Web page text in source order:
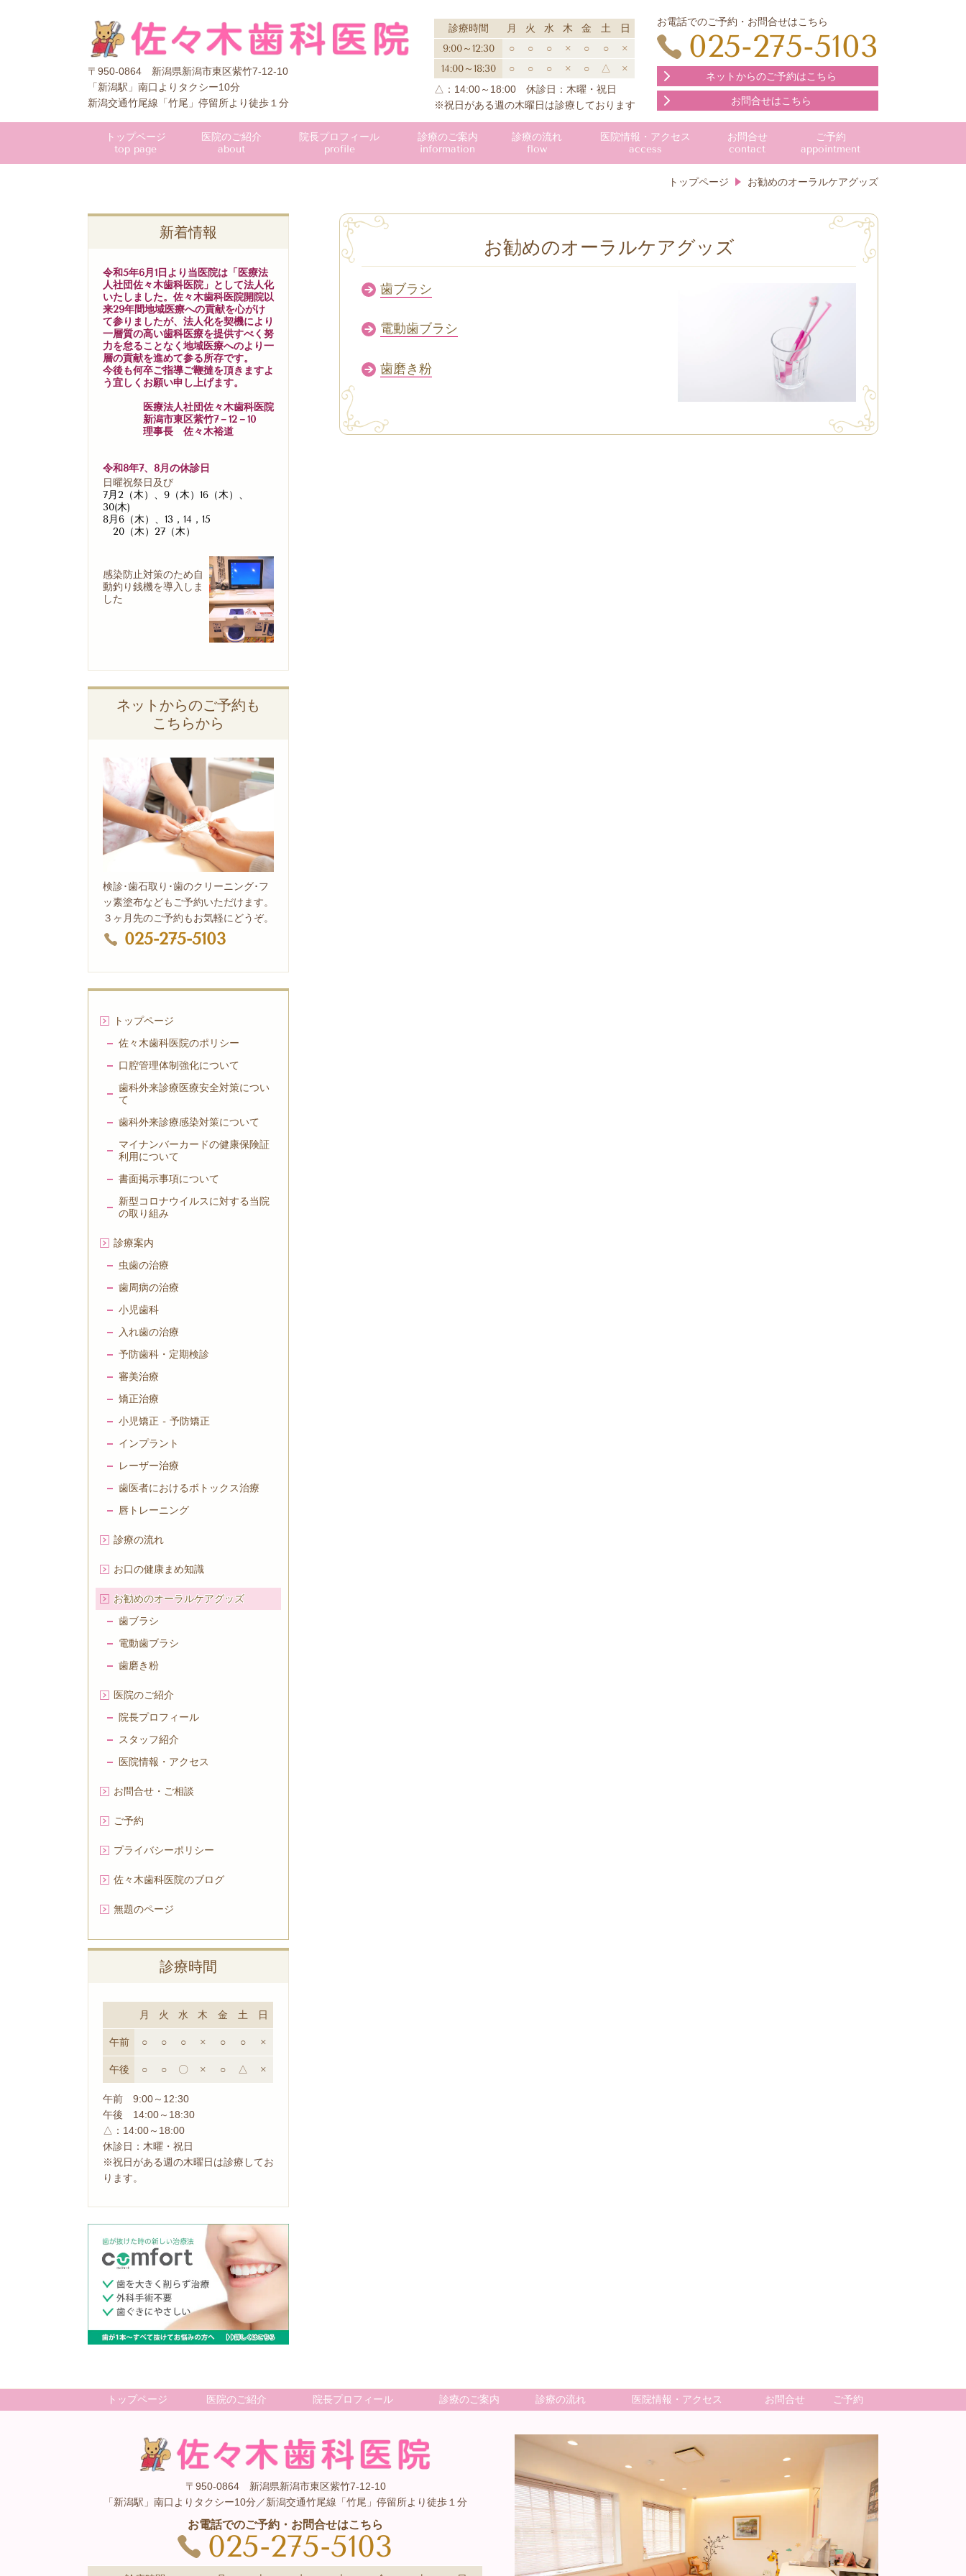
〒950-0864 新潟県新潟市東区紫竹7-12-10
「新潟駅」南口よりタクシー10分
新潟交通竹尾線「竹尾」停留所より徒歩１分
診療時間 月 火 水 木 金 土
日
9:00～12:30
○ ○ ○ × ○ ○
×
14:00～18:30
○ ○ ○ × ○ △ ×
△：14:00～18:00 休診日：木曜・祝日
※祝日がある週の木曜日は診療しております
お電話でのご予約・お問合せはこちら
025-275-5103
ネットからのご予約はこちら
お問合せはこちら
トップページ
top page
医院のご紹介
about
院長プロフィール
profile
診療のご案内
information
診療の流れ
flow
医院情報・アクセス
access
お問合せ
contact
ご予約
appointment
トップページ お勧めのオーラルケアグッズ
お勧めのオーラルケアグッズ
歯ブラシ
電動歯ブラシ
歯磨き粉
新着情報
令和5年6月1日より当医院は「医療法
人社団佐々木歯科医院」として法人化
いたしました。佐々木歯科医院開院以
来29年間地域医療への貢献を心がけ
て参りましたが、法人化を契機により
一層質の高い歯科医療を提供すべく努
力を怠ることなく地域医療へのより一
層の貢献を進めて参る所存です。
今後も何卒ご指導ご鞭撻を頂きますよ
う宜しくお願い申し上げます。
医療法人社団佐々木歯科医院
新潟市東区紫竹7－12－10
理事長 佐々木裕道
令和8年7、8月の休診日
日曜祝祭日及び
7月2（木）、9（木）16（木）、
30(木)
8月6（木）、13，14，15
20（木）27（木）
感染防止対策のため自
動釣り銭機を導入しま
した
ネットからのご予約も
こちらから
検診･歯石取り･歯のクリーニング･フ
ッ素塗布などもご予約いただけます。
３ヶ月先のご予約もお気軽にどうぞ。
025-275-5103
トップページ
佐々木歯科医院のポリシー
口腔管理体制強化について
歯科外来診療医療安全対策につい
て
歯科外来診療感染対策について
マイナンバーカードの健康保険証
利用について
書面掲示事項について
新型コロナウイルスに対する当院
の取り組み
診療案内
虫歯の治療
歯周病の治療
小児歯科
入れ歯の治療
予防歯科・定期検診
審美治療
矯正治療
小児矯正 - 予防矯正
インプラント
レーザー治療
歯医者におけるボトックス治療
唇トレーニング
診療の流れ
お口の健康まめ知識
お勧めのオーラルケアグッズ
歯ブラシ
電動歯ブラシ
歯磨き粉
医院のご紹介
院長プロフィール
スタッフ紹介
医院情報・アクセス
お問合せ・ご相談
ご予約
プライバシーポリシー
佐々木歯科医院のブログ
無題のページ
診療時間
月 火 水 木 金 土 日
午前 ○ ○ ○ × ○ ○ ×
午後 ○ ○ 〇 × ○ △ ×
午前 9:00～12:30
午後 14:00～18:30
△：14:00～18:00
休診日：木曜・祝日
※祝日がある週の木曜日は診療してお
ります。
トップページ 医院のご紹介 院長プロフィール 診療のご案内 診療の流れ 医院情報・アクセス お問合せ ご予約
〒950-0864 新潟県新潟市東区紫竹7-12-10
「新潟駅」南口よりタクシー10分／新潟交通竹尾線「竹尾」停留所より徒歩１分
お電話でのご予約・お問合せはこちら
025-275-5103